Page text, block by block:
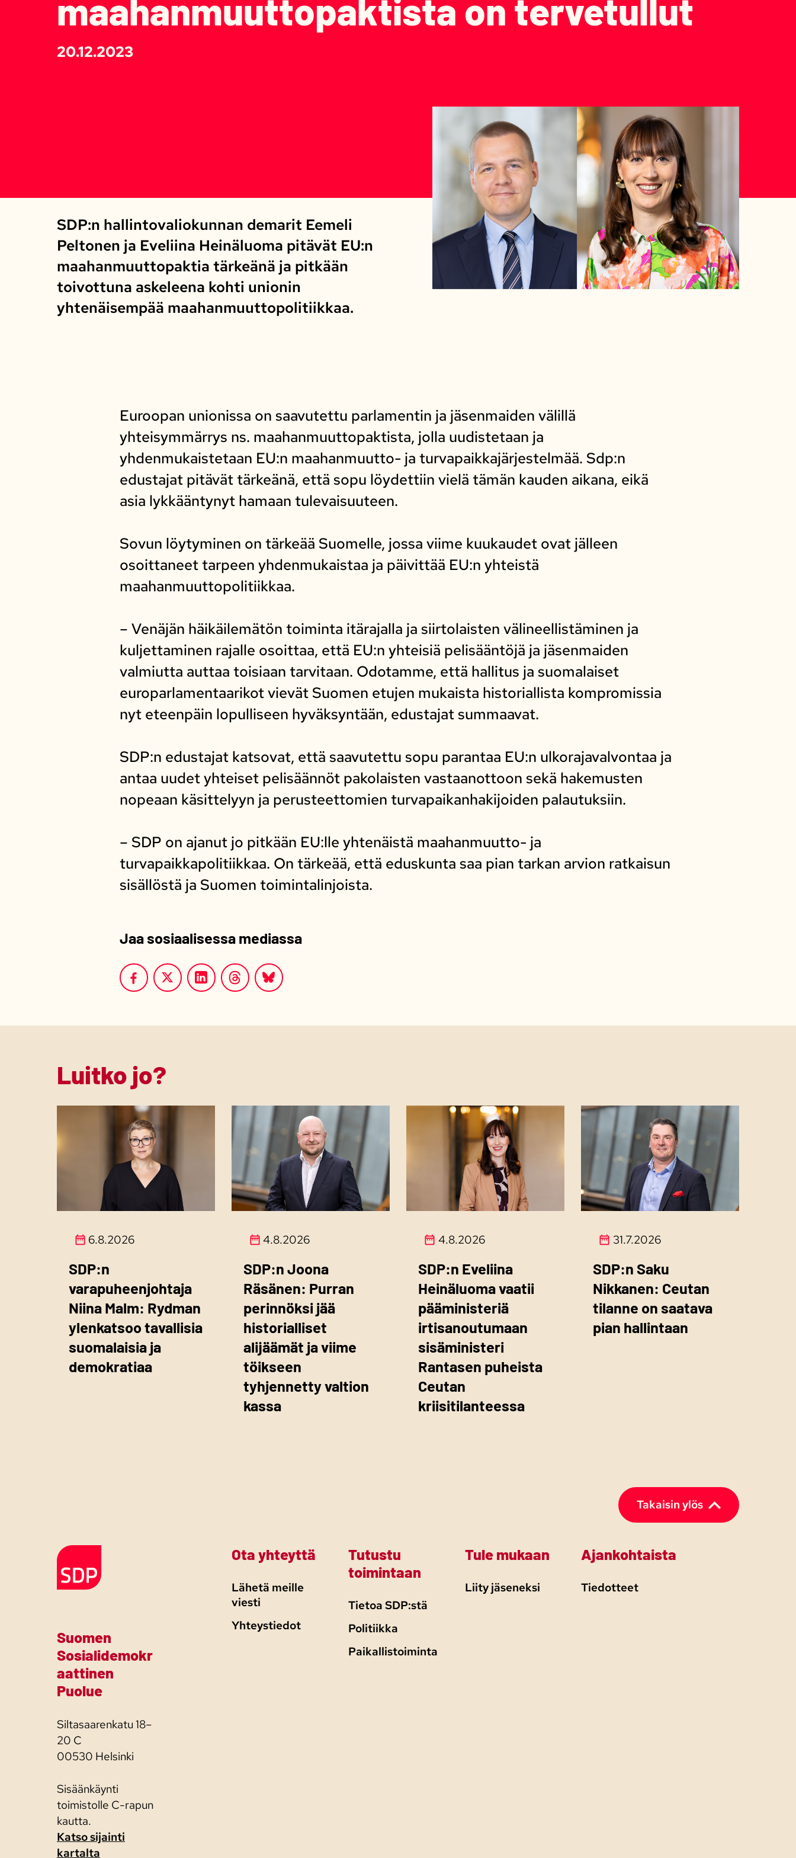
maahanmuuttopaktista on tervetullut
20.12.2023
SDP:n hallintovaliokunnan demarit Eemeli
Peltonen ja Eveliina Heinäluoma pitävät EU:n
maahanmuuttopaktia tärkeänä ja pitkään
toivottuna askeleena kohti unionin
yhtenäisempää maahanmuuttopolitiikkaa.
Euroopan unionissa on saavutettu parlamentin ja jäsenmaiden välillä
yhteisymmärrys ns. maahanmuuttopaktista, jolla uudistetaan ja
yhdenmukaistetaan EU:n maahanmuutto- ja turvapaikkajärjestelmää. Sdp:n
edustajat pitävät tärkeänä, että sopu löydettiin vielä tämän kauden aikana, eikä
asia lykkääntynyt hamaan tulevaisuuteen.
Sovun löytyminen on tärkeää Suomelle, jossa viime kuukaudet ovat jälleen
osoittaneet tarpeen yhdenmukaistaa ja päivittää EU:n yhteistä
maahanmuuttopolitiikkaa.
– Venäjän häikäilemätön toiminta itärajalla ja siirtolaisten välineellistäminen ja
kuljettaminen rajalle osoittaa, että EU:n yhteisiä pelisääntöjä ja jäsenmaiden
valmiutta auttaa toisiaan tarvitaan. Odotamme, että hallitus ja suomalaiset
europarlamentaarikot vievät Suomen etujen mukaista historiallista kompromissia
nyt eteenpäin lopulliseen hyväksyntään, edustajat summaavat.
SDP:n edustajat katsovat, että saavutettu sopu parantaa EU:n ulkorajavalvontaa ja
antaa uudet yhteiset pelisäännöt pakolaisten vastaanottoon sekä hakemusten
nopeaan käsittelyyn ja perusteettomien turvapaikanhakijoiden palautuksiin.
– SDP on ajanut jo pitkään EU:lle yhtenäistä maahanmuutto- ja
turvapaikkapolitiikkaa. On tärkeää, että eduskunta saa pian tarkan arvion ratkaisun
sisällöstä ja Suomen toimintalinjoista.
Jaa sosiaalisessa mediassa
Luitko jo?
6.8.2026
SDP:n
varapuheenjohtaja
Niina Malm: Rydman
ylenkatsoo tavallisia
suomalaisia ja
demokratiaa
4.8.2026
SDP:n Joona
Räsänen: Purran
perinnöksi jää
historialliset
alijäämät ja viime
töikseen
tyhjennetty valtion
kassa
4.8.2026
SDP:n Eveliina
Heinäluoma vaatii
pääministeriä
irtisanoutumaan
sisäministeri
Rantasen puheista
Ceutan
kriisitilanteessa
31.7.2026
SDP:n Saku
Nikkanen: Ceutan
tilanne on saatava
pian hallintaan
Takaisin ylös
Etusivulle
Suomen
Sosialidemokr
aattinen
Puolue
Siltasaarenkatu 18–
20 C
00530 Helsinki
Sisäänkäynti
toimistolle C-rapun
kautta.
Katso sijainti
kartalta
Ota yhteyttä
Lähetä meille
viesti
Yhteystiedot
Tutustu
toimintaan
Tietoa SDP:stä
Politiikka
Paikallistoiminta
Tule mukaan
Liity jäseneksi
Ajankohtaista
Tiedotteet